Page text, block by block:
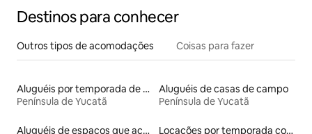
Destinos para conhecer
Outros tipos de acomodações Coisas para fazer
Aluguéis por temporada de acomodações de luxo
Península de Yucatã
Aluguéis de casas de campo
Península de Yucatã
Aluguéis de espaços que aceitam animais de estimação Locações por temporada com piscina